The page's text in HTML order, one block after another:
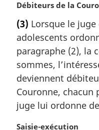
N
t
e
m
a
g
i
n
l
Débiteurs de la
(3) Lorsque le
adolescents
paragraphe (2), la
sommes,
deviennent
Couronne, chacun
juge lui ordonne
N
Saisie-exécution